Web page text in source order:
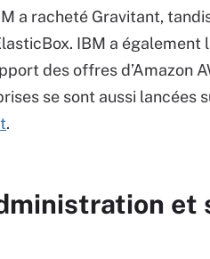
a racheté Gravitant,
IBM a également
des offres d’Amazon
se sont aussi lancées
.
et